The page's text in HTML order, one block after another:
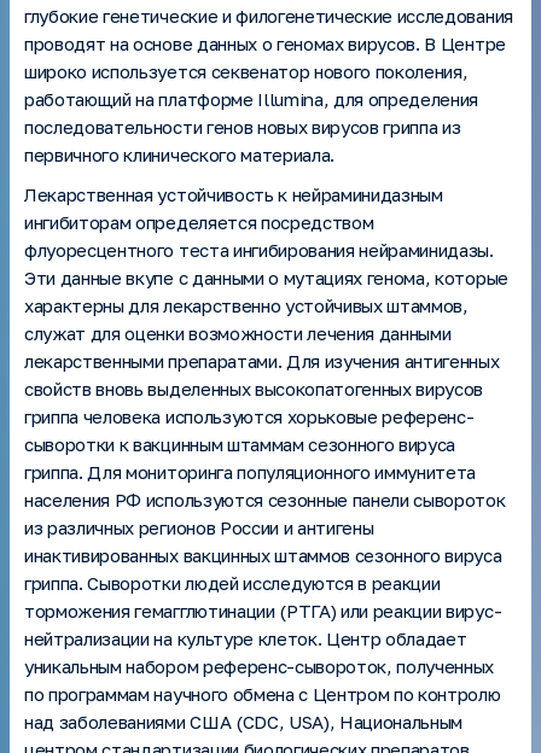
глубокие генетические и филогенетические исследования
проводят на основе данных о геномах вирусов. В Центре
широко используется секвенатор нового поколения,
работающий на платформе Illumina, для определения
последовательности генов новых вирусов гриппа из
первичного клинического материала.
Лекарственная устойчивость к нейраминидазным
ингибиторам определяется посредством
флуоресцентного теста ингибирования нейраминидазы.
Эти данные вкупе с данными о мутациях генома, которые
характерны для лекарственно устойчивых штаммов,
служат для оценки возможности лечения данными
лекарственными препаратами. Для изучения антигенных
свойств вновь выделенных высокопатогенных вирусов
гриппа человека используются хорьковые референс-
сыворотки к вакцинным штаммам сезонного вируса
гриппа. Для мониторинга популяционного иммунитета
населения РФ используются сезонные панели сывороток
из различных регионов России и антигены
инактивированных вакцинных штаммов сезонного вируса
гриппа. Сыворотки людей исследуются в реакции
торможения гемагглютинации (РТГА) или реакции вирус-
нейтрализации на культуре клеток. Центр обладает
уникальным набором референс-сывороток, полученных
по программам научного обмена с Центром по контролю
над заболеваниями США (CDC, USA), Национальным